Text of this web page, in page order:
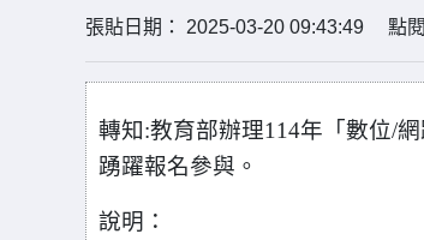
張貼日期： 2025-03-20 09:43:49 點閱
轉知:教育部辦理114年「數位/
踴躍報名參與。
說明：